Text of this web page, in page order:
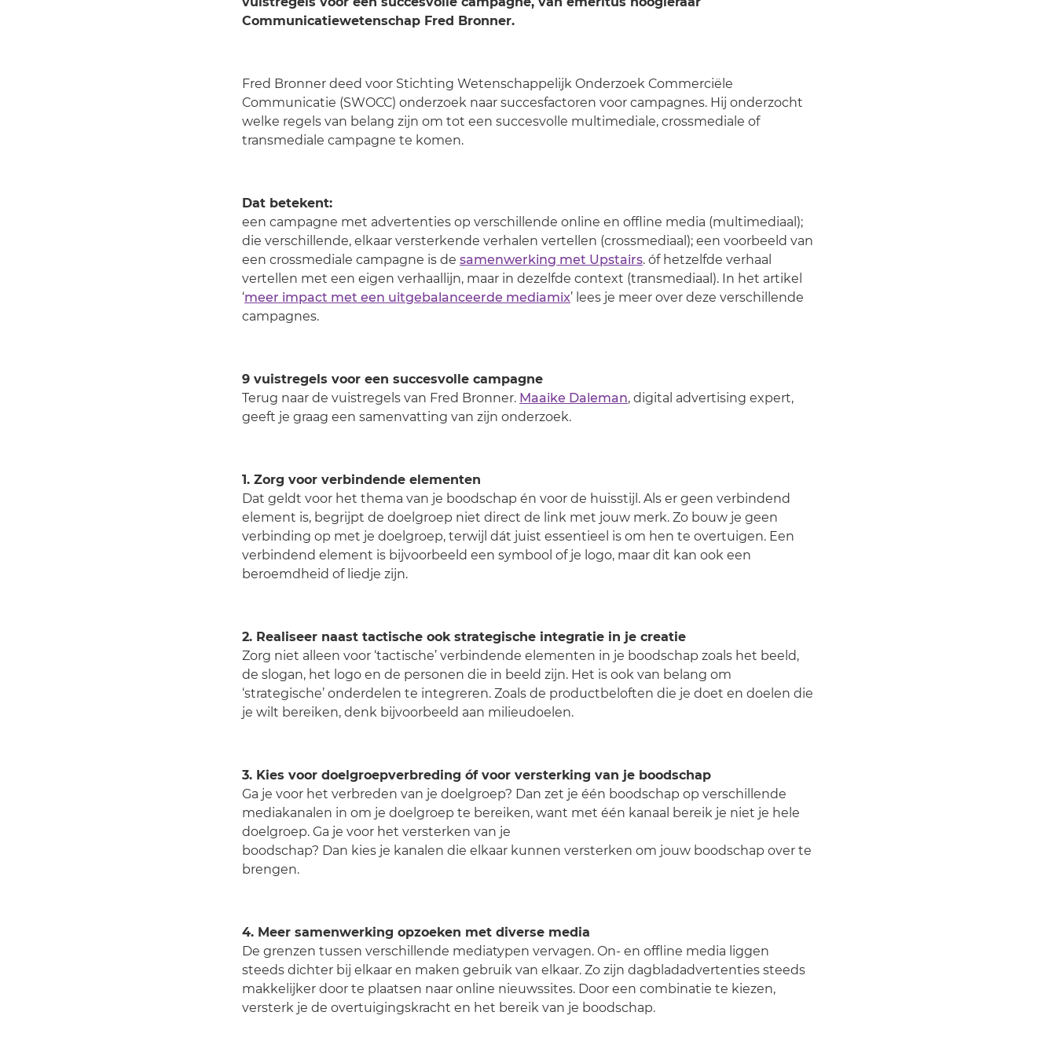
Communicatiewetenschap Fred Bronner.
Fred Bronner deed voor Stichting Wetenschappelijk Onderzoek Commerciële
Communicatie (SWOCC) onderzoek naar succesfactoren voor campagnes. Hij onderzocht
welke regels van belang zijn om tot een succesvolle multimediale, crossmediale of
transmediale campagne te komen.
Dat betekent:
een campagne met advertenties op verschillende online en offline media (multimediaal);
die verschillende, elkaar versterkende verhalen vertellen (crossmediaal); een voorbeeld van
een crossmediale campagne is de samenwerking met Upstairs. óf hetzelfde verhaal
vertellen met een eigen verhaallijn, maar in dezelfde context (transmediaal). In het artikel
‘meer impact met een uitgebalanceerde mediamix’ lees je meer over deze verschillende
campagnes.
9 vuistregels voor een succesvolle campagne
Terug naar de vuistregels van Fred Bronner. Maaike Daleman, digital advertising expert,
geeft je graag een samenvatting van zijn onderzoek.
1. Zorg voor verbindende elementen
Dat geldt voor het thema van je boodschap én voor de huisstijl. Als er geen verbindend
element is, begrijpt de doelgroep niet direct de link met jouw merk. Zo bouw je geen
verbinding op met je doelgroep, terwijl dát juist essentieel is om hen te overtuigen. Een
verbindend element is bijvoorbeeld een symbool of je logo, maar dit kan ook een
beroemdheid of liedje zijn.
2. Realiseer naast tactische ook strategische integratie in je creatie
Zorg niet alleen voor ‘tactische’ verbindende elementen in je boodschap zoals het beeld,
de slogan, het logo en de personen die in beeld zijn. Het is ook van belang om
‘strategische’ onderdelen te integreren. Zoals de productbeloften die je doet en doelen die
je wilt bereiken, denk bijvoorbeeld aan milieudoelen.
3. Kies voor doelgroepverbreding óf voor versterking van je boodschap
Ga je voor het verbreden van je doelgroep? Dan zet je één boodschap op verschillende
mediakanalen in om je doelgroep te bereiken, want met één kanaal bereik je niet je hele
doelgroep. Ga je voor het versterken van je
boodschap? Dan kies je kanalen die elkaar kunnen versterken om jouw boodschap over te
brengen.
4. Meer samenwerking opzoeken met diverse media
De grenzen tussen verschillende mediatypen vervagen. On- en offline media liggen
steeds dichter bij elkaar en maken gebruik van elkaar. Zo zijn dagbladadvertenties steeds
makkelijker door te plaatsen naar online nieuwssites. Door een combinatie te kiezen,
versterk je de overtuigingskracht en het bereik van je boodschap.